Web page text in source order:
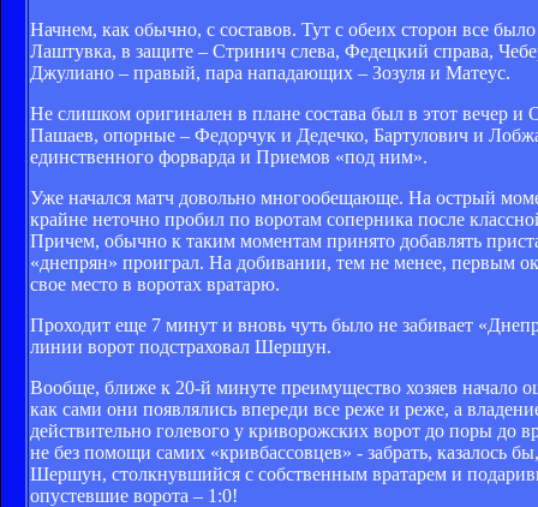
Начнем, как обычно, с составов. Тут с обеих сторон все
Лаштувка, в защите – Стринич слева, Федецкий справа,
Джулиано – правый, пара нападающих – Зозуля и Матеус.
Не слишком оригинален в плане состава был в этот вечер
Пашаев, опорные – Федорчук и Дедечко, Бартулович и
единственного форварда и Приемов «под ним».
Уже начался матч довольно многообещающе. На острый
крайне неточно пробил по воротам соперника после
Причем, обычно к таким моментам принято добавлять
«днепрян» проиграл. На добивании, тем не менее, первым
свое место в воротах вратарю.
Проходит еще 7 минут и вновь чуть было не забивает
линии ворот подстраховал Шершун.
Вообще, ближе к 20-й минуте преимущество хозяев начало
как сами они появлялись впереди все реже и реже, а
действительно голевого у криворожских ворот до поры до
не без помощи самих «кривбассовцев» - забрать, казалось
Шершун, столкнувшийся с собственным вратарем и
опустевшие ворота – 1:0!